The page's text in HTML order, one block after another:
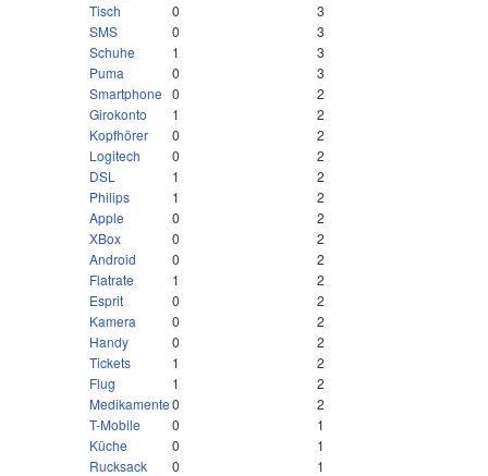
Tisch
0
3
SMS
0
3
Schuhe
1
3
Puma
0
3
Smartphone 0
2
Girokonto
1
2
Kopfhörer
0
2
Logitech
0
2
DSL
1
2
Philips
1
2
Apple
0
2
XBox
0
2
Android
0
2
Flatrate
1
2
Esprit
0
2
Kamera
0
2
Handy
0
2
Tickets
1
2
Flug
1
2
Medikamente0
2
T-Mobile
0
1
Küche
0
1
Rucksack
0
1